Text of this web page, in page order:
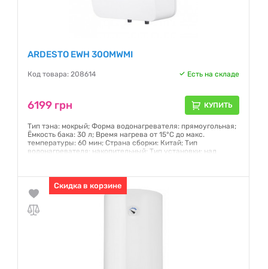
ARDESTO EWH 30OMWMI
Код товара: 208614 Есть на складе
6199 грн КУПИТЬ
Тип тэна: мокрый; Форма водонагревателя: прямоугольная;
Ёмкость бака: 30 л; Время нагрева от 15°С до макс.
температуры: 60 мин; Страна сборки: Китай; Тип
водонагревателя: накопительный; Тип установки: над
Гарантия:12 месяцев
Скидка в корзине